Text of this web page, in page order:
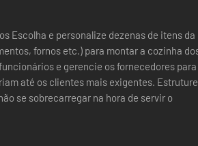
Escolha e personalize dezenas de itens da
fornos etc.) para montar a cozinha
e gerencie os fornecedores para
até os clientes mais exigentes. Estruture
se sobrecarregar na hora de servir o